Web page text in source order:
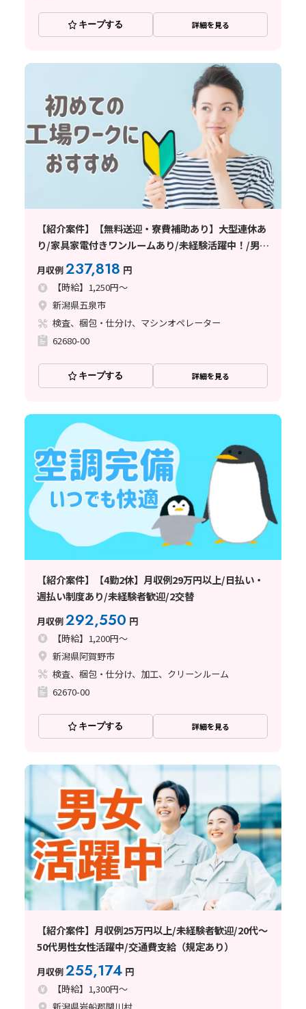
キープする 詳細を見る
【紹介案件】【無料送迎・寮費補助あり】大型連休あ
り/家具家電付きワンルームあり/未経験活躍中！/男性
活躍中/無料送迎/制服のまま出勤OK
月収例237,818 円
【時給】1,250円～
新潟県五泉市
検査、梱包・仕分け、マシンオペレーター
62680-00
キープする 詳細を見る
【紹介案件】【4勤2休】月収例29万円以上/日払い・
週払い制度あり/未経験者歓迎/2交替
月収例292,550 円
【時給】1,200円～
新潟県阿賀野市
検査、梱包・仕分け、加工、クリーンルーム
62670-00
キープする 詳細を見る
【紹介案件】月収例25万円以上/未経験者歓迎/20代～
50代男性女性活躍中/交通費支給（規定あり）
月収例255,174 円
【時給】1,300円～